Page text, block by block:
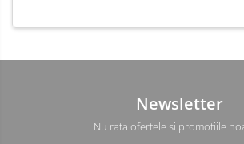
Newsletter
Nu rata ofertele si promotiile